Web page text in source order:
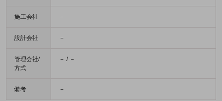
施工会社 －
設計会社 －
管理会社/
方式
－ / －
備考 －